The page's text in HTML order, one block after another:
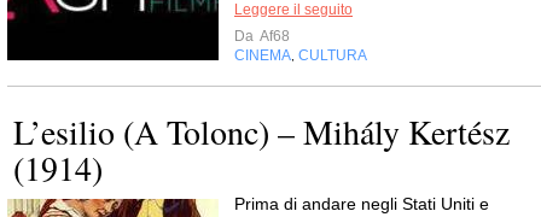
Leggere il seguito
Da Af68
CINEMA CULTURA
L’esilio (A Tolonc) – Mihály Kertész
(1914)
Prima di andare negli Stati Uniti e